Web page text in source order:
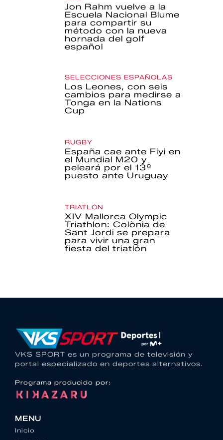
Jon Rahm vuelve a la
Escuela Nacional Blume
para compartir su
método con la nueva
hornada del golf
español
SELECCIONES ESPAÑOLAS
Los Leones, con seis
cambios para medirse a
Tonga en la Nations
Cup
RUGBY
España cae ante Fiyi en
el Mundial M20 y
peleará por el 13º
puesto ante Uruguay
TRIATLÓN
XIV Mallorca Olympic
Triathlon: Colònia de
Sant Jordi se prepara
para vivir una gran
fiesta del triatlón
VKS SPORT es un programa de televisión y
portal especializado en deportes alternativos.
Programa producido por:
MENU
Inicio